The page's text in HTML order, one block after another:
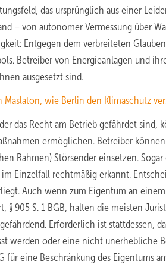
das ursprünglich aus einer
– von autonomer Vermessung über
Entgegen dem verbreiteten
Betreiber von Energieanlagen und
ausgesetzt sind.
Maslaton, wie Berlin den Klimaschutz
das Recht am Betrieb gefährdet
ermöglichen. Betreiber
Rahmen) Störsender einsetzen.
Einzelfall rechtmäßig erkannt.
Auch wenn zum Eigentum an
§ 905 S. 1 BGB, halten die meisten
Erforderlich ist stattdessen,
werden oder eine nicht unerhebliche
für eine Beschränkung des Eigentums